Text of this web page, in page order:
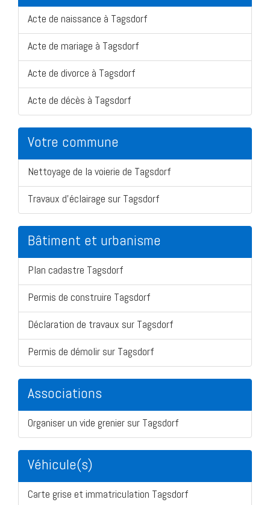
Acte de naissance à Tagsdorf
Acte de mariage à Tagsdorf
Acte de divorce à Tagsdorf
Acte de décès à Tagsdorf
Votre commune
Nettoyage de la voierie de Tagsdorf
Travaux d'éclairage sur Tagsdorf
Bâtiment et urbanisme
Plan cadastre Tagsdorf
Permis de construire Tagsdorf
Déclaration de travaux sur Tagsdorf
Permis de démolir sur Tagsdorf
Associations
Organiser un vide grenier sur Tagsdorf
Véhicule(s)
Carte grise et immatriculation Tagsdorf